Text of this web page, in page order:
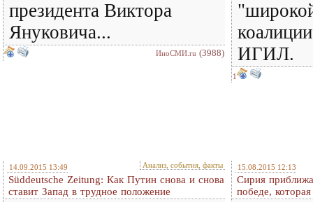
президента Виктора
Януковича...
ИноСМИ.ru (3988)
ИГИЛ.
1
14.09.2015 13:49 Анализ, события, факты
Süddeutsche Zeitung: Как Путин снова и снова
ставит Запад в трудное положение
15.08.2015 12:13
Сирия
победе,